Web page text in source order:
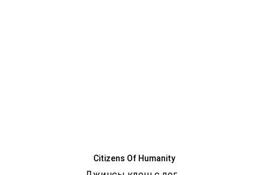
Citizens Of Humanity